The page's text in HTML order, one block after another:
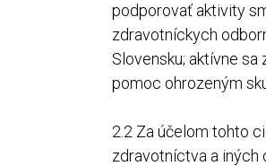
podporovať aktivity
zdravotníckych
Slovensku; aktívne
pomoc ohrozeným
2.2 Za účelom tohto
zdravotníctva a iných